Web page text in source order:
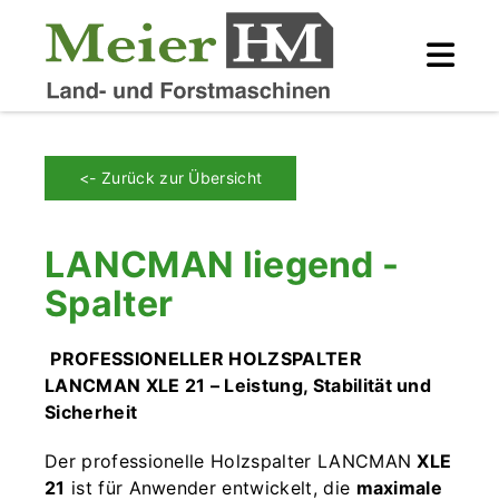
<- Zurück zur Übersicht
LANCMAN liegend -
Spalter
PROFESSIONELLER HOLZSPALTER
LANCMAN XLE 21 – Leistung, Stabilität und
Sicherheit
Der professionelle Holzspalter LANCMANXLE
21 ist für Anwender entwickelt, die maximale